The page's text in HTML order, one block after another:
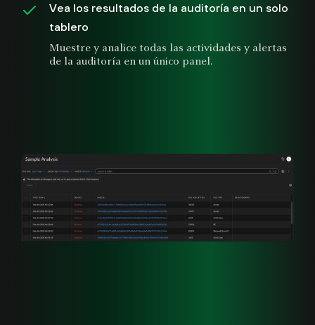
Vea los resultados de la auditoría en un solo
tablero
Muestre y analice todas las actividades y alertas
de la auditoría en un único panel.